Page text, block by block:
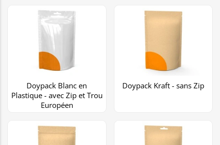
Doypack Blanc en
Plastique - avec Zip et Trou
Européen
Doypack Kraft - sans Zip